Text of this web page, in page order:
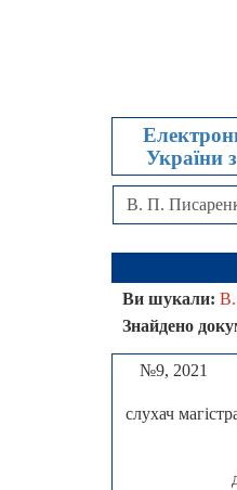
України
Ви шукали: В.
Знайдено
№9, 2021
слухач